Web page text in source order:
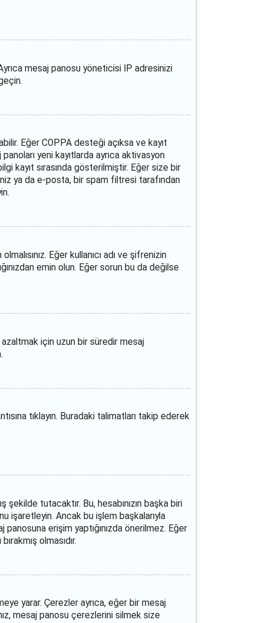
mesaj panosu yöneticisi IP adresinizi
Eğer COPPA desteği açıksa ve kayıt
yeni kayıtlarda ayrıca aktivasyon
kayıt sırasında gösterilmiştir. Eğer size bir
ya da e-posta, bir spam filtresi tarafından
Eğer kullanıcı adı ve şifrenizin
emin olun. Eğer sorun bu da değilse
azaltmak için uzun bir süredir mesaj
tıklayın. Buradaki talimatları takip ederek
tutacaktır. Bu, hesabınızın başka biri
işaretleyin. Ancak bu işlem başkalarıyla
erişim yaptığınızda önerilmez. Eğer
olmasıdır.
yarar. Çerezler ayrıca, eğer bir mesaj
mesaj panosu çerezlerini silmek size